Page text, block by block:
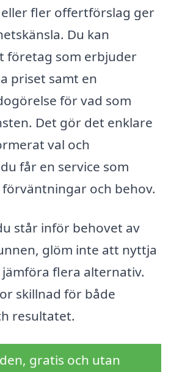
fler offertförslag ger
Du kan
företag som erbjuder
priset samt en
för vad som
Det gör det enklare
val och
får en service som
och behov.
står inför behovet av
glöm inte att nyttja
flera alternativ.
skillnad för både
resultatet.
gratis och utan